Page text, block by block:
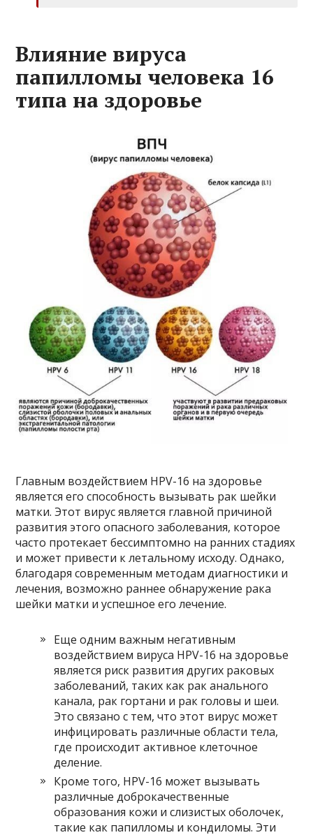
Влияние вируса
папилломы человека 16
типа на здоровье
Главным воздействием HPV-16 на здоровье
является его способность вызывать рак шейки
матки. Этот вирус является главной причиной
развития этого опасного заболевания, которое
часто протекает бессимптомно на ранних стадиях
и может привести к летальному исходу. Однако,
благодаря современным методам диагностики и
лечения, возможно раннее обнаружение рака
шейки матки и успешное его лечение.
Еще одним важным негативным
воздействием вируса HPV-16 на здоровье
является риск развития других раковых
заболеваний, таких как рак анального
канала, рак гортани и рак головы и шеи.
Это связано с тем, что этот вирус может
инфицировать различные области тела,
где происходит активное клеточное
деление.
Кроме того, HPV-16 может вызывать
различные доброкачественные
образования кожи и слизистых оболочек,
такие как папилломы и кондиломы. Эти